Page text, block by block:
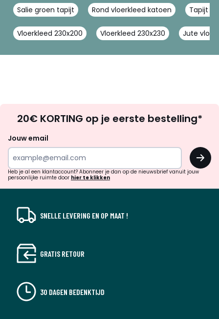
Salie groen tapijt Rond vloerkleed katoen Tapijt
Vloerkleed 230x200 Vloerkleed 230x230 Jute
zoek
inspiratie
verrassingen?
20€ KORTING op je eerste bestelling*
Jouw email
OK
Heb je al een klantaccount? Abonneer je dan op de nieuwsbrief vanuit jouw
persoonlijke ruimte door hier te klikken
SNELLE LEVERING EN OP MAAT !
GRATIS RETOUR
30 DAGEN BEDENKTIJD